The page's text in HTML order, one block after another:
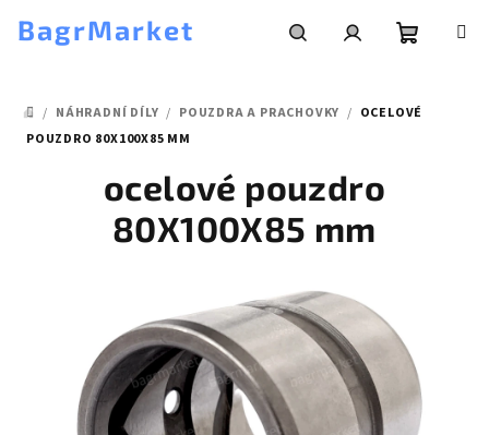
BagrMarket
DOMŮ
/ NÁHRADNÍ DÍLY / POUZDRA A PRACHOVKY / OCELOVÉ
POUZDRO 80X100X85 MM
ocelové pouzdro
80X100X85 mm